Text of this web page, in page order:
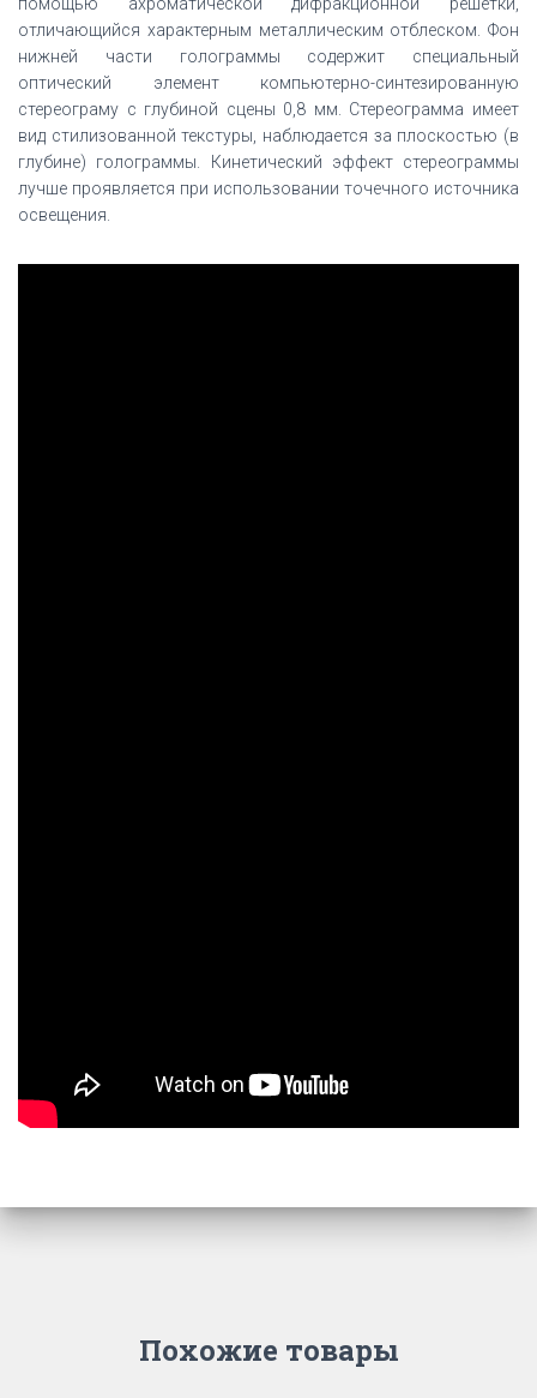
отличающийся характерным металлическим отблеском. Фон
нижней части голограммы содержит специальный
оптический элемент компьютерно-синтезированную
стереограму с глубиной сцены 0,8 мм. Стереограмма имеет
вид стилизованной текстуры, наблюдается за плоскостью (в
глубине) голограммы. Кинетический эффект стереограммы
лучше проявляется при использовании точечного источника
освещения.
Похожие товары